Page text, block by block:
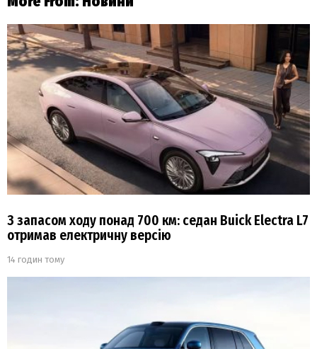
З запасом ходу понад 700 км: седан Buick Electra L7
отримав електричну версію
14 годин тому